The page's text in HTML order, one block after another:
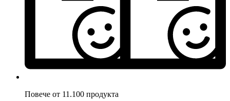
Повече от 11.100 продукта